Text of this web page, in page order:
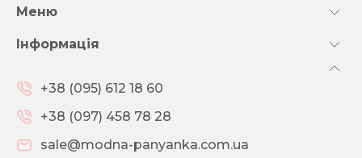
Меню
Інформація
+38 (095) 612 18 60
+38 (097) 458 78 28
sale@modna-panyanka.com.ua